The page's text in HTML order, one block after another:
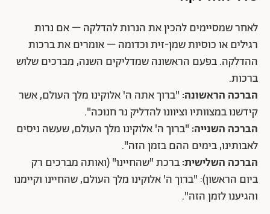
לאחר שמסיימים להכין את הנרות להדלקה – אם נרות
רגילים או כוסיות שמן-זית וכדומה – אומרים את ברכות
ההדלקה. בפעם הראשונה שמדליקים השנה, מברכים שלוש
ברכות.
הברכה הראשונה: "ברוך אתה ה' אלוקינו מלך העולם, אשר
קידשנו במצוותיו וציוונו להדליק נר חנוכה".
הברכה השנייה: "ברוך ה' אלוקינו מלך העולם, שעשה ניסים
לאבותינו, בימים ההם בזמן הזה".
הברכה השלישית:ברכת "שהחיינו" (ואותה מברכים רק
ביום הראשון): "ברוך ה' אלוקינו מלך העולם, שהחיינו וקיימנו
והגיענו לזמן הזה".